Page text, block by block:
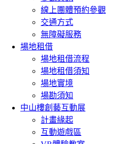
線上團體預約參觀
交通方式
無障礙服務
場地租借
場地租借流程
場地租借須知
場地實境
場勘須知
中山樓創藝互動展
計畫緣起
互動遊戲區